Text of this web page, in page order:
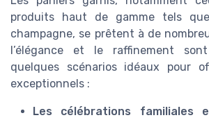
produits haut de gamme tels
champagne, se prêtent à de
l’élégance et le raffinement
quelques scénarios idéaux pour
exceptionnels :
Les célébrations familiales